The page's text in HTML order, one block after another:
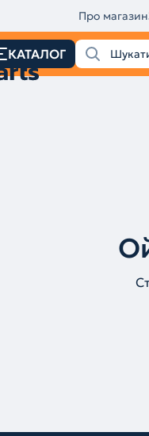
Про магазин
КАТАЛОГ